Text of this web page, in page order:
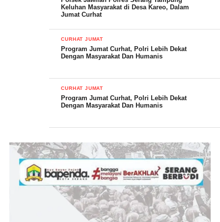
Bhabinkamtibmas Bripka Bhakti di sela-sela kegiatan
menambahkan bahwa, selain mendengar keluh kesah warga,
Jumat curhat itu juga sebagai upaya mempererat silaturahmi,
mengimplementasikan Polri hadir di tengah masyarakat.
Keluhan Masyarakat di Desa Kareo, Dalam
Jumat Curhat
CURHAT JUMAT
Program Jumat Curhat, Polri Lebih Dekat
Dengan Masyarakat Dan Humanis
CURHAT JUMAT
Program Jumat Curhat, Polri Lebih Dekat
Dengan Masyarakat Dan Humanis